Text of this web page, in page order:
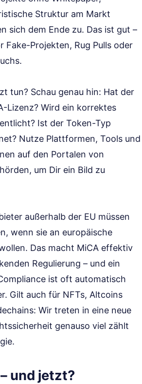
Struktur am Markt
sich dem Ende zu. Das ist gut –
Fake-Projekten, Rug Pulls oder
tun? Schau genau hin: Hat der
Lizenz? Wird ein korrektes
Ist der Token-Typ
Nutze Plattformen, Tools und
auf den Portalen von
um Dir ein Bild zu
außerhalb der EU müssen
wenn sie an europäische
Das macht MiCA effektiv
Regulierung – und ein
ist oft automatisch
Gilt auch für NFTs, Altcoins
Wir treten in eine neue
genauso viel zählt
und jetzt?